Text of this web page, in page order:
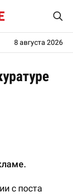
8 августа 2026
с поста